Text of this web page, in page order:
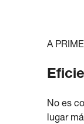
A
No es
lugar